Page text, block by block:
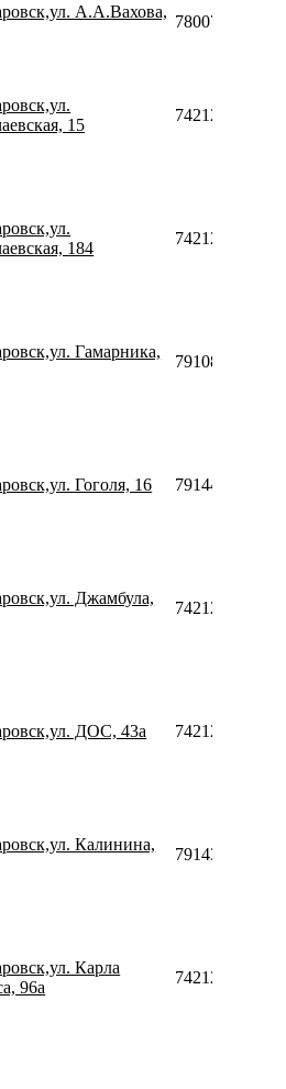
А.А.Вахова,
78007753553
15
74212929249
184
74212690052
Гамарника,
79108066911
Гоголя, 16 79144214838
Джамбула,
74212900406
ДОС, 43а 74212929245
Калинина,
79143174848
Карла
96а
74212900406